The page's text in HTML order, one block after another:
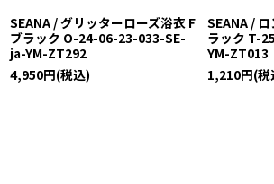
SEANA / グリッターローズ浴衣 F
ブラック O-24-06-23-033-SE-
ja-YM-ZT292
4,950円(税込)
SEANA /
ラック T-
YM-ZT013
1,210円(税